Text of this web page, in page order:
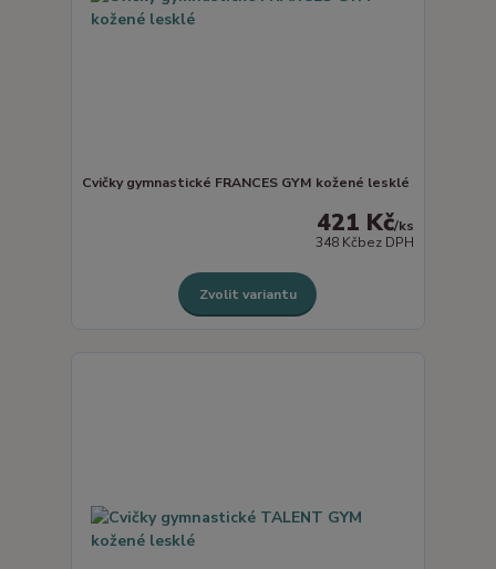
Cvičky gymnastické FRANCES GYM kožené lesklé
421 Kč/ks
348 Kčbez DPH
Zvolit variantu